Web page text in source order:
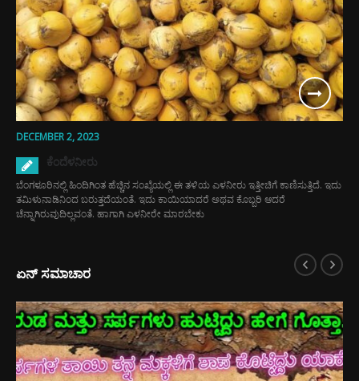
DECEMBER 2, 2023
ಕೆಂದೆಳನೀರು
ಬೆಂಗಳೂರಿನಲ್ಲಿ ಹಿಂದಿಗಿಂತ ಹೆಚ್ಚಿನ ಸಂಖ್ಯೆಯಲ್ಲಿ ಈ ತಳಿಯ ಎಳನೀರು ಇತ್ತೀಚಿಗೆ ಕಾಣಿಸುತ್ತಿದೆ. ಇದು
ತಮಿಳುನಾಡಿನಿಂದ ಬರುತ್ತದೆಯಂತೆ. ಇದು ಕಾಯಿಯಾದರೆ ಅಥವ ಕೊಬ್ಬರಿ ಆದರೆ
ಚೆನ್ನಾಗಿರುವುದಿಲ್ಲವಂತೆ. ಹಾಗಾಗಿ ಎಳನೀರೇ ಮಾರಬೇಕು
ಏನ್ ಸಮಾಚಾರ